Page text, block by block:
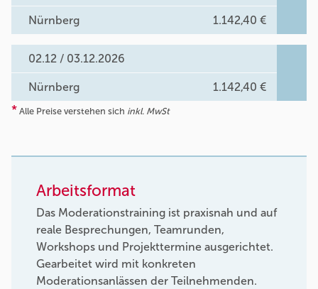
Nürnberg 1.142,40 €
02.12 / 03.12.2026
Nürnberg 1.142,40 €
* Alle Preise verstehen sich inkl. MwSt
Arbeitsformat
Das Moderationstraining ist praxisnah und auf
reale Besprechungen, Teamrunden,
Workshops und Projekttermine ausgerichtet.
Gearbeitet wird mit konkreten
Moderationsanlässen der Teilnehmenden.